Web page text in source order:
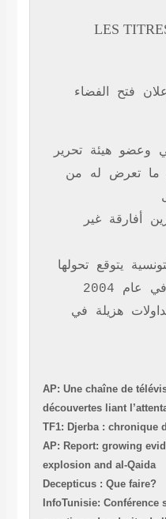
LES
فتح الفضاء
وعضو هيئة تحرير
ما تعرض له من
أفارقة غير
يتوقع تحولها
2004
هزيلة في
AP: Une chaîne de
découvertes liant
TF1: Djerba : chronique
AP: Report: growing
explosion and al-Qaida
Decepticus : Que faire?
InfoTunisie: Conférence